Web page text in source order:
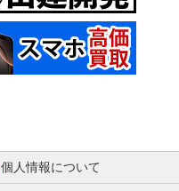
個人情報について